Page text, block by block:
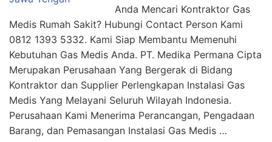
Anda Mencari Kontraktor Gas
Medis Rumah Sakit? Hubungi Contact Person Kami
0812 1393 5332. Kami Siap Membantu Memenuhi
Kebutuhan Gas Medis Anda. PT. Medika Permana Cipta
Merupakan Perusahaan Yang Bergerak di Bidang
Kontraktor dan Supplier Perlengkapan Instalasi Gas
Medis Yang Melayani Seluruh Wilayah Indonesia.
Perusahaan Kami Menerima Perancangan, Pengadaan
Barang, dan Pemasangan Instalasi Gas Medis …